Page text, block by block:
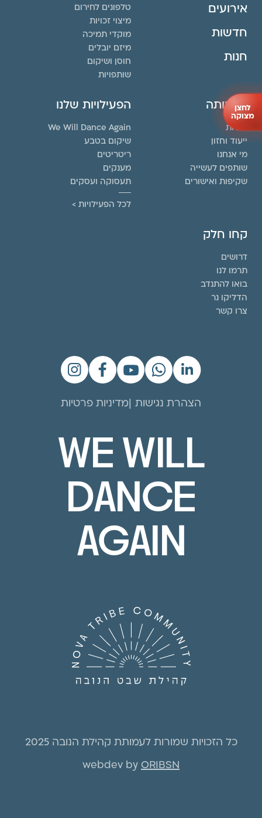
אירועים
חדשות
חנות
טלפונים לחירום
מיצוי זכויות
מוקדי תמיכה
מיזם יובלים
חוסן ושיקום
שותפויות
העמותה
אודות
ייעוד וחזון
מי אנחנו
שותפים לעשייה
שקיפות ואישורים
הפעילויות שלנו
We Will Dance Again
שיקום בטבע
ריטריטים
מענקים
תעסוקה ועסקים
לכל הפעילויות >
קחו חלק
דרושים
תרמו לנו
בואו להתנדב
הדליקו נר
צרו קשר
הצהרת נגישות מדיניות פרטיות
WE WILL
DANCE
AGAIN
כל הזכויות שמורות לעמותת קהילת הנובה 2025
webdev by ORIBSN
לחצן
מצוקה